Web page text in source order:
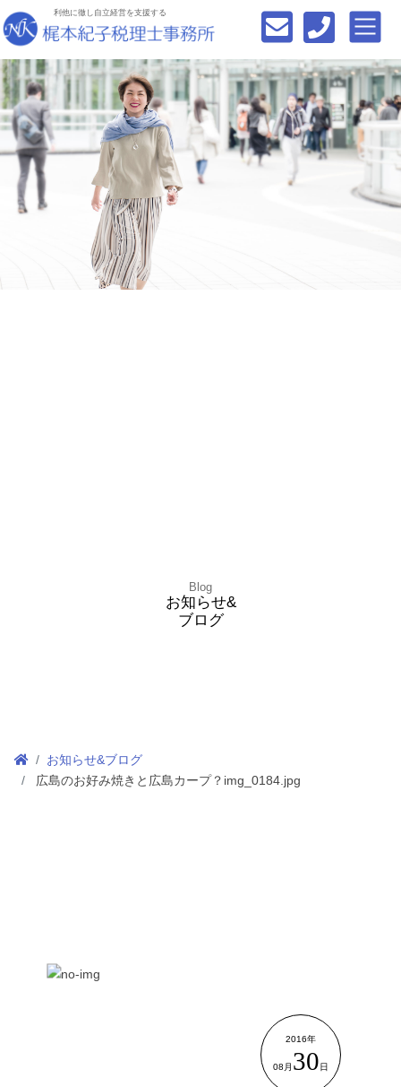
利他に徹し自立経営を支援する
Blog
お知らせ&
ブログ
お知らせ&ブログ
広島のお好み焼きと広島カープ？img_0184.jpg
2016年
08月 30 日